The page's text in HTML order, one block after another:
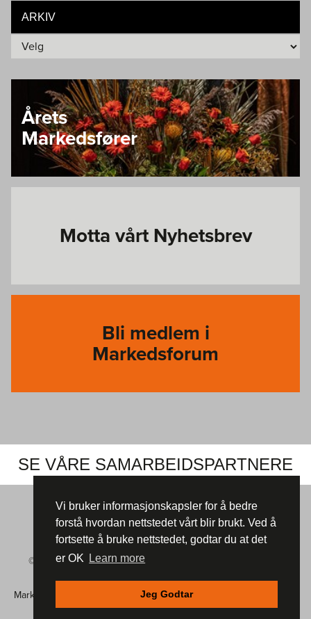
Vi bruker informasjonskapsler for å bedre
forstå hvordan nettstedet vårt blir brukt. Ved å
fortsette å bruke nettstedet, godtar du at det
er OK
Learn more
Jeg Godtar
ARKIV
Årets
Markedsfører
Motta vårt Nyhetsbrev
Bli medlem i
Markedsforum
SE VÅRE SAMARBEIDSPARTNERE
© Markedsforum 2026 |Informasjonskapsler (cookies)
Markedsforum, Postboks 105
,4801 ARENDAL | Mobil: 901 48 234 |
E-post:post@markedsforum.com